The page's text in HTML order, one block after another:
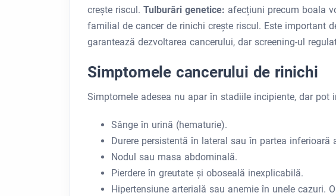
crește riscul. Tulburări genetice: afecțiuni precum boala
familial de cancer de rinichi crește riscul. Este important
garantează dezvoltarea cancerului, dar screening-ul
Simptomele cancerului de rinichi
Simptomele adesea nu apar în stadiile incipiente, dar pot
Sânge în urină (hematurie).
Durere persistentă în lateral sau în partea inferioară
Nodul sau masa abdominală.
Pierdere în greutate și oboseală inexplicabilă.
Hipertensiune arterială sau anemie în unele cazuri.